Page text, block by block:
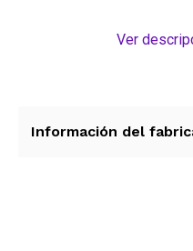
con su tejido de
viento o la lluvia
Ver
Información del